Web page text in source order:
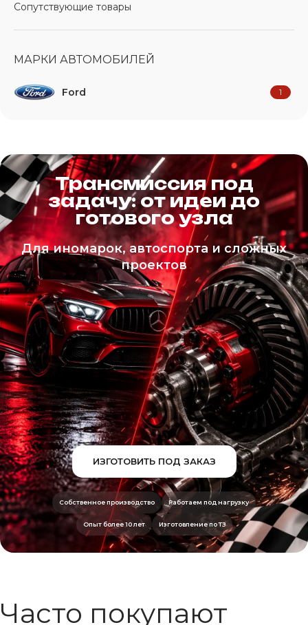
Сопутствующие товары
МАРКИ АВТОМОБИЛЕЙ
Ford 1
Трансмиссия под
задачу: от идеи до
готового узла
Для иномарок, автоспорта и сложных
проектов
ИЗГОТОВИТЬ ПОД ЗАКАЗ
Собственное производство Работаем под нагрузку
Опыт более 10 лет Изготовление по ТЗ
Часто покупают